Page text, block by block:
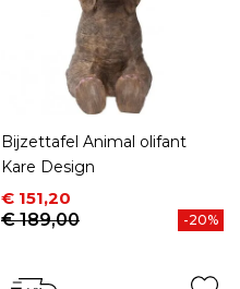
Bijzettafel Animal olifant
Kare Design
Prijs
€ 151,20
Normale prijs
€ 189,00
-20%